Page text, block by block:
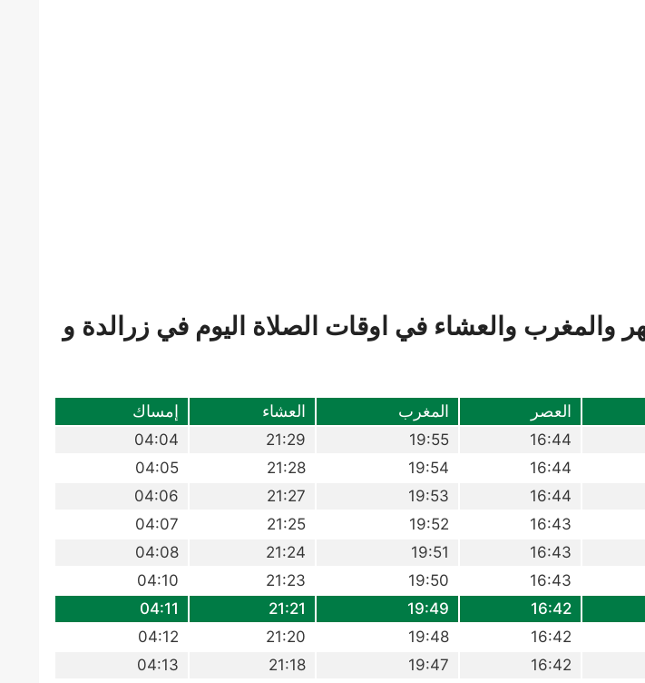
والمغرب والعشاء في اوقات الصلاة اليوم في زرالدة و
العصر المغرب العشاء إمساك
16:44
19:55
21:29
04:04
16:44
19:54
21:28
04:05
16:44
19:53
21:27
04:06
16:43
19:52
21:25
04:07
16:43
19:51
21:24
04:08
16:43
19:50
21:23
04:10
16:42
19:49
21:21
04:11
16:42
19:48
21:20
04:12
16:42
19:47
21:18
04:13